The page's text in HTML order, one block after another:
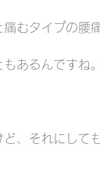
むタイプの腰
あるんですね。
、それにして